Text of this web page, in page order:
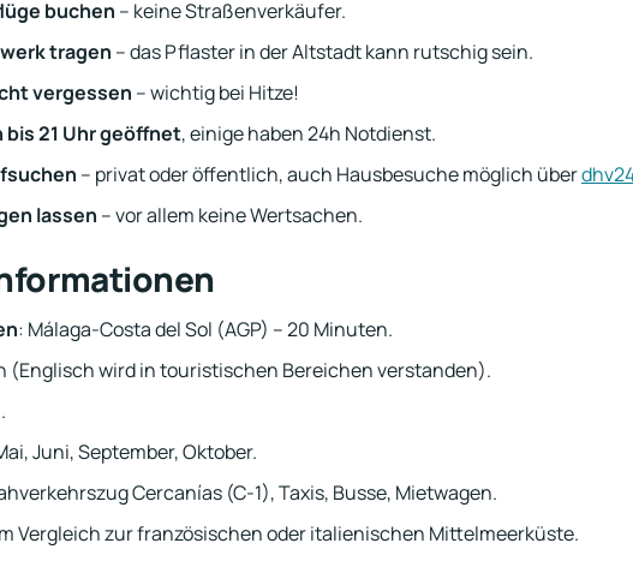
buchen – keine Straßenverkäufer.
tragen – das Pflaster in der Altstadt kann rutschig sein.
vergessen – wichtig bei Hitze!
21 Uhr geöffnet, einige haben 24h Notdienst.
– privat oder öffentlich, auch Hausbesuche möglich über
lassen – vor allem keine Wertsachen.
: Málaga-Costa del Sol (AGP) – 20 Minuten.
(Englisch wird in touristischen Bereichen verstanden).
Juni, September, Oktober.
Cercanías (C-1), Taxis, Busse, Mietwagen.
Vergleich zur französischen oder italienischen Mittelmeerküste.